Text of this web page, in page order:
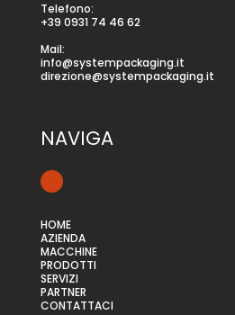
Telefono:
+39 0931 74 46 62
Mail:
info@systempackaging.it
direzione@systempackaging.it
NAVIGA
HOME
AZIENDA
MACCHINE
PRODOTTI
SERVIZI
PARTNER
CONTATTACI